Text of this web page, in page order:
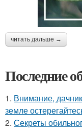
читать дальше →
Последние
1. Внимание,
земле
2. Секреты